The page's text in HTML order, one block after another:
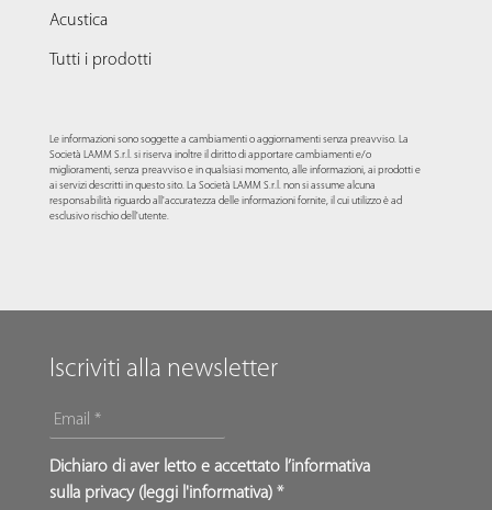
Acustica
Tutti i prodotti
Le informazioni sono soggette a cambiamenti o aggiornamenti senza preavviso. La
Società LAMM S.r.l. si riserva inoltre il diritto di apportare cambiamenti e/o
miglioramenti, senza preavviso e in qualsiasi momento, alle informazioni, ai prodotti e
ai servizi descritti in questo sito. La Società LAMM S.r.l. non si assume alcuna
responsabilità riguardo all'accuratezza delle informazioni fornite, il cui utilizzo è ad
esclusivo rischio dell'utente.
Iscriviti alla newsletter
*
Dichiaro di aver letto e accettato l’informativa
sulla privacy (leggi l'informativa) *